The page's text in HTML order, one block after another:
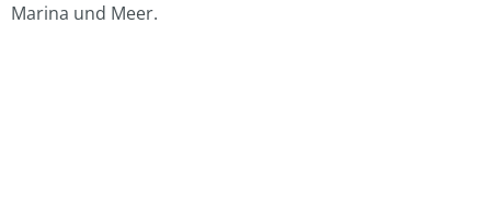
Marina und Meer.